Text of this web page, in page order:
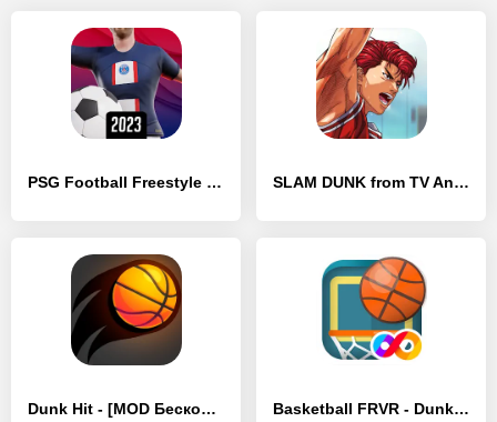
PSG Football Freestyle 2023 - [MOD Бесконечные монеты] SLAM DUNK from TV Animation - [MOD Бесконечные монеты]
Dunk Hit - [MOD Бесконечные деньги] Basketball FRVR - Dunk Shoot - [MOD Бесконечные деньги]